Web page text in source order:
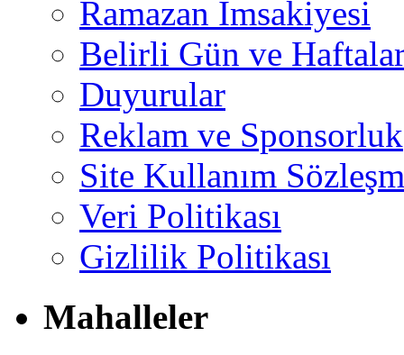
Ramazan İmsakiyesi
Belirli Gün ve
Duyurular
Reklam ve Sponsorluk
Site Kullanım
Veri Politikası
Gizlilik Politikası
Mahalleler